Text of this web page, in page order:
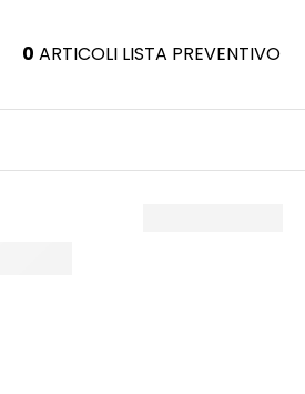
0 ARTICOLI LISTA PREVENTIVO